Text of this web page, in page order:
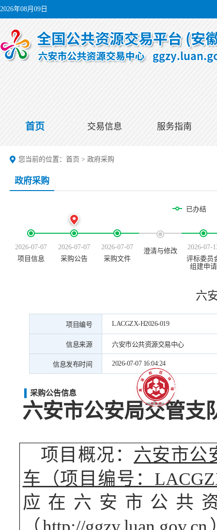
2026年08月09日
首页 交易信息 服务指南
您当前的位置： 首页 > 政府采购
政府采购
已办结
2026-07-07
项目信息
2026-07-07
采购公告
2026-07-07
采购文件
澄清与修改
2026-07-
评标委员
组建申请
六
项目编号 LACGZX-H2026-019
信息来源 六安市公共资源交易中心
信息发布时间 2026-07-07 16:04:24
采购公告信息
六安市公安局交管支
项目概况： 六安市公
车 （项目编号：
应在六安市公共